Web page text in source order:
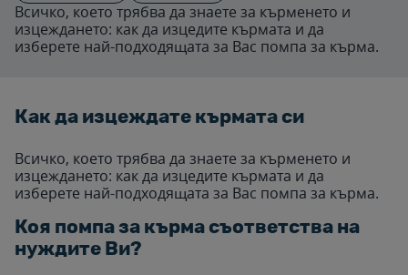
Всичко, което трябва да знаете за кърменето и
изцеждането: как да изцедите кърмата и да
изберете най-подходящата за Вас помпа за кърма.
Как да изцеждате кърмата си
Всичко, което трябва да знаете за кърменето и
изцеждането: как да изцедите кърмата и да
изберете най-подходящата за Вас помпа за кърма.
Коя помпа за кърма съответства на
нуждите Ви?